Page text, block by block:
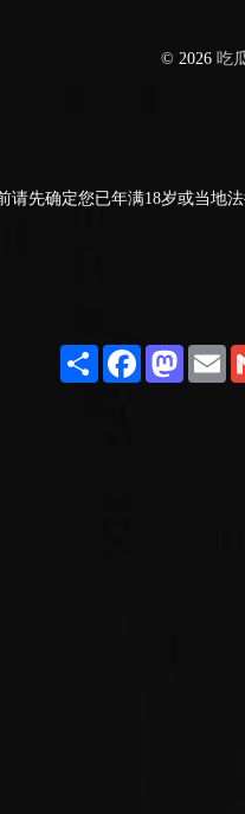
© 2026 吃
请先确定您已年满18岁或当地
ShareFacebook